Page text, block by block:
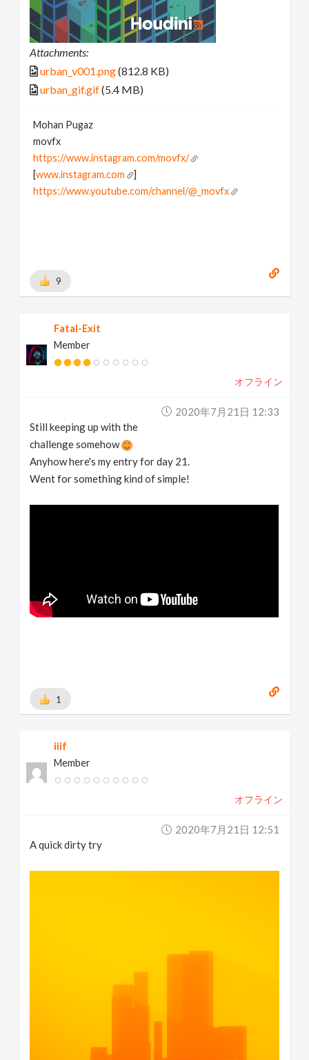
Attachments:
urban_v001.png(812.8 KB)
urban_gif.gif(5.4 MB)
Mohan Pugaz
movfx
https://www.instagram.com/movfx/
[www.instagram.com
]
https://www.youtube.com/channel/@_movfx
9
Fatal-Exit
Member
オフライン
2020年7月21日 12:33
Still keeping up with the
challenge somehow
Anyhow here's my entry for day 21.
Went for something kind of simple!
1
iiif
Member
オフライン
2020年7月21日 12:51
A quick dirty try